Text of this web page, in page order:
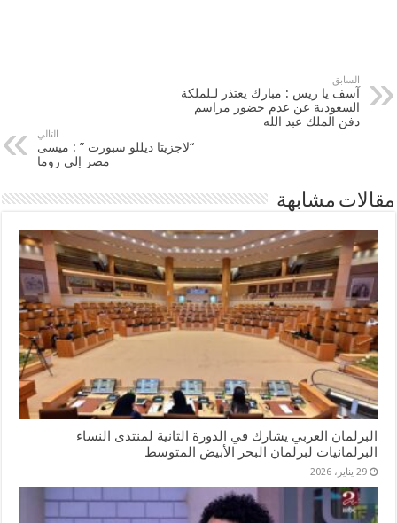
السابق
آسف يا ريس : مبارك يعتذر لـلملكة
السعودية عن عدم حضور مراسم
دفن الملك عبد الله
التالي
“لاجزيتا ديللو سبورت ” : ميسى
مصر إلى روما
مقالات مشابهة
البرلمان العربي يشارك في الدورة الثانية لمنتدى النساء
البرلمانيات لبرلمان البحر الأبيض المتوسط
29 يناير، 2026